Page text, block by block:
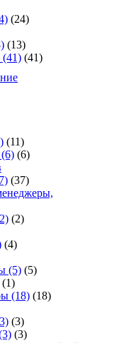
(24)
(13)
(41) (41)
(11)
(6) (6)
(37)
(2)
(4)
(5) (5)
(1)
(18) (18)
(3)
(3)